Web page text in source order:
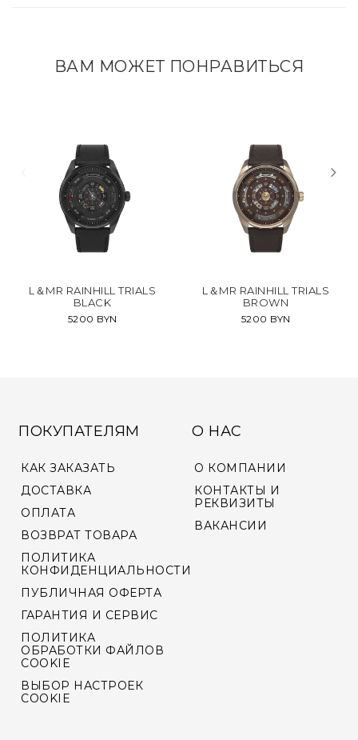
ВАМ МОЖЕТ ПОНРАВИТЬСЯ
L＆MR RAINHILL TRIALS
BLACK
5200 BYN
L＆MR RAINHILL TRIALS
BROWN
5200 BYN
ПОКУПАТЕЛЯМ
КАК ЗАКАЗАТЬ
ДОСТАВКА
ОПЛАТА
ВОЗВРАТ ТОВАРА
ПОЛИТИКА
КОНФИДЕНЦИАЛЬНОСТИ
ПУБЛИЧНАЯ ОФЕРТА
ГАРАНТИЯ И СЕРВИС
ПОЛИТИКА
ОБРАБОТКИ ФАЙЛОВ
COOKIE
ВЫБОР НАСТРОЕК
COOKIE
О НАС
О КОМПАНИИ
КОНТАКТЫ И
РЕКВИЗИТЫ
ВАКАНСИИ